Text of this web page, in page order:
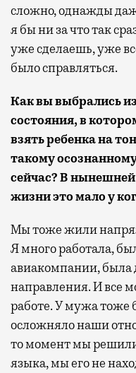
сложно, однажды
я бы ни за что так
уже сделаешь, уже
было справляться.
Как вы выбрались
состояния, в
взять ребенка на
такому
сейчас? В
жизни это мало у
Мы тоже жили
Я много работала,
авиакомпании, была
направления. И все
работе. У мужа тоже
осложняло наши
то момент мы
языка, мы его не